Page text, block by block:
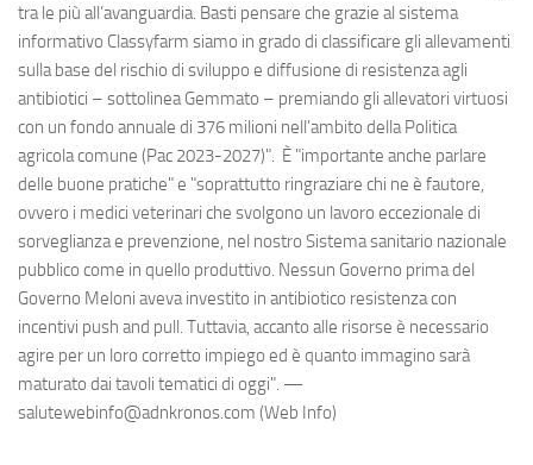
tra le più all’avanguardia. Basti pensare che grazie al sistema
informativo Classyfarm siamo in grado di classificare gli allevamenti
sulla base del rischio di sviluppo e diffusione di resistenza agli
antibiotici – sottolinea Gemmato – premiando gli allevatori virtuosi
con un fondo annuale di 376 milioni nell’ambito della Politica
agricola comune (Pac 2023-2027)". È "importante anche parlare
delle buone pratiche" e "soprattutto ringraziare chi ne è fautore,
ovvero i medici veterinari che svolgono un lavoro eccezionale di
sorveglianza e prevenzione, nel nostro Sistema sanitario nazionale
pubblico come in quello produttivo. Nessun Governo prima del
Governo Meloni aveva investito in antibiotico resistenza con
incentivi push and pull. Tuttavia, accanto alle risorse è necessario
agire per un loro corretto impiego ed è quanto immagino sarà
maturato dai tavoli tematici di oggi". —
salutewebinfo@adnkronos.com (Web Info)